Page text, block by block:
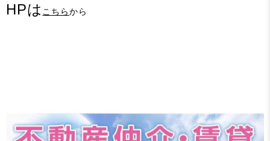
HPは こちらから